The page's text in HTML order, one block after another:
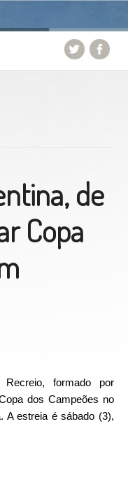
de
Copa
formado por
dos Campeões no
A estreia é sábado (3),
de Recreio, vai jogar